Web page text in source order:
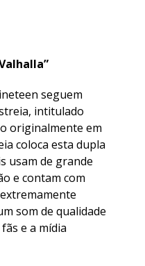
seguem
intitulado
originalmente em
coloca esta dupla
usam de grande
e contam com
som de qualidade
e a mídia